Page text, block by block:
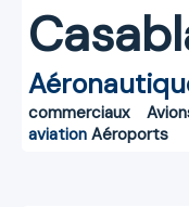
commerciaux
aviation Aéroports